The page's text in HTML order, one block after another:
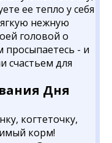
ее тепло у себя
нежную
головой о
- и
счастьем для
Дня
когтеточку,
корм!